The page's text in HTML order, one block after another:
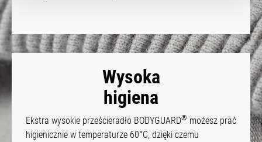
Wysoka
higiena
Ekstra wysokie prześcieradło BODYGUARD® możesz prać
higienicznie w temperaturze 60°C, dzięki czemu